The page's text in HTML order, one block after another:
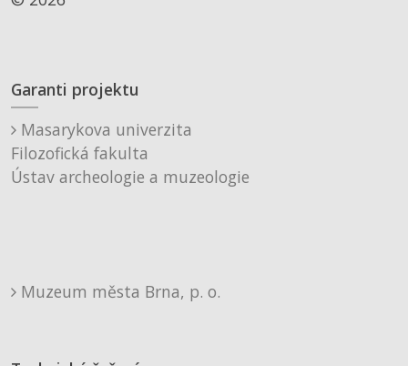
Garanti projektu
Masarykova univerzita
Filozofická fakulta
Ústav archeologie a muzeologie
Muzeum města Brna, p. o.